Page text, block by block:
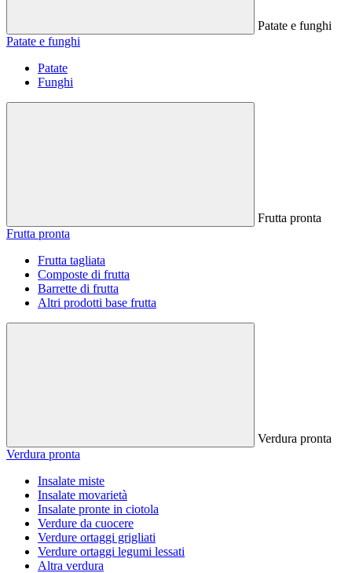
Patate e funghi
Patate e funghi
Patate
Funghi
Frutta pronta
Frutta pronta
Frutta tagliata
Composte di frutta
Barrette di frutta
Altri prodotti base frutta
Verdura pronta
Verdura pronta
Insalate miste
Insalate movarietà
Insalate pronte in ciotola
Verdure da cuocere
Verdure ortaggi grigliati
Verdure ortaggi legumi lessati
Altra verdura